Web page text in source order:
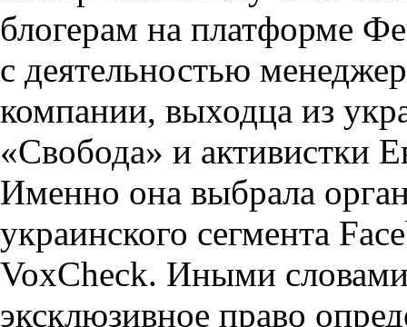
блогерам на платформе
с деятельностью
компании, выходца из
«Свобода» и активистки
Именно она выбрала
украинского сегмента
VoxCheck. Иными
эксклюзивное право